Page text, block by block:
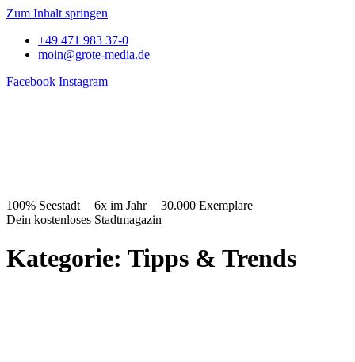
Zum Inhalt springen
+49 471 983 37-0
moin@grote-media.de
Facebook Instagram
100% Seestadt 6x im Jahr
30.000 Exemplare
Dein kostenloses Stadtmagazin
Kategorie: Tipps & Trends